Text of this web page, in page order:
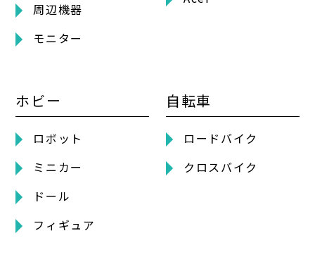
周辺機器
モニター
ホビー
ロボット
ミニカー
ドール
フィギュア
自転車
ロードバイク
クロスバイク